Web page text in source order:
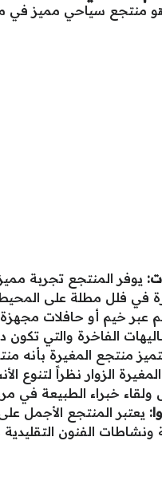
منتجع سياحي مميز في
يوفر المنتجع تجربة
في فلل مطلة على
عبر خيم أو حافلات
الفاخرة والتي
منتجع المغيرة بأنه
الزوار نظراً لتنوع
خبراء الطبيعة في
يعتبر المنتجع الأجمل
الفنون